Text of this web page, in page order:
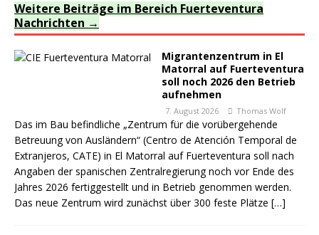
Weitere Beiträge im Bereich Fuerteventura
Nachrichten
Migrantenzentrum in El
Matorral auf Fuerteventura
soll noch 2026 den Betrieb
aufnehmen
7. August 2026 Thomas Wolf
Das im Bau befindliche „Zentrum für die vorübergehende
Betreuung von Ausländern“ (Centro de Atención Temporal de
Extranjeros, CATE) in El Matorral auf Fuerteventura soll nach
Angaben der spanischen Zentralregierung noch vor Ende des
Jahres 2026 fertiggestellt und in Betrieb genommen werden.
Das neue Zentrum wird zunächst über 300 feste Plätze […]